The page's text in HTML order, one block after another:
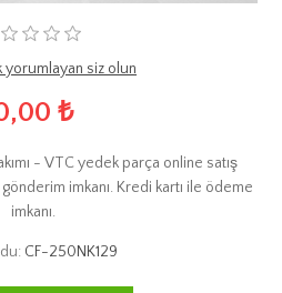
yorumlayan siz olun
₺
- VTC yedek parça online satış
imkanı. Kredi kartı ile ödeme
imkanı.
CF-250NK129